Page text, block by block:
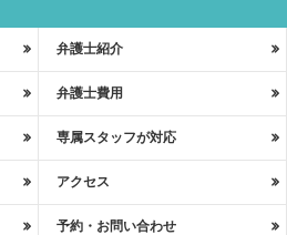
弁護士紹介
弁護士費用
専属スタッフが対応
アクセス
予約・お問い合わせ